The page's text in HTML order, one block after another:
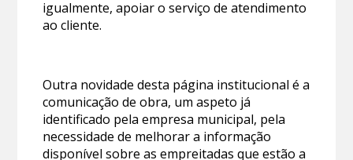
igualmente, apoiar o serviço de atendimento
ao cliente.
Outra novidade desta página institucional é a
comunicação de obra, um aspeto já
identificado pela empresa municipal, pela
necessidade de melhorar a informação
disponível sobre as empreitadas que estão a